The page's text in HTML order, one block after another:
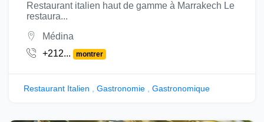
Restaurant italien haut de gamme à Marrakech Le
restaura...
Médina
+212...
montrer
Restaurant Italien Gastronomie Gastronomique